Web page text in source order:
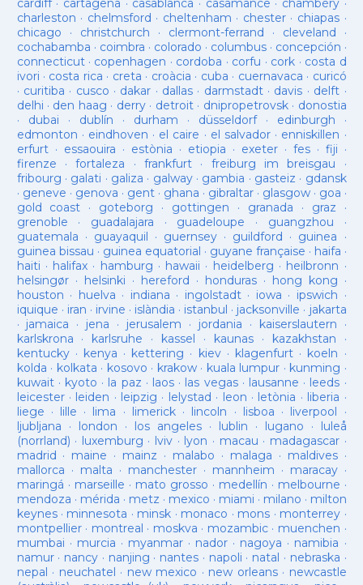
cardiff· cartagena · casablanca · casamance · chambéry·
charleston · chelmsford · cheltenham · chester· chiapas ·
chicago · christchurch · clermont-ferrand · cleveland ·
cochabamba · coimbra · colorado · columbus· concepción ·
connecticut· copenhagen · cordoba · corfu · cork · costa d
ivori · costa rica · creta · croàcia · cuba · cuernavaca · curicó
· curitiba · cusco · dakar · dallas · darmstadt· davis · delft ·
delhi · den haag · derry· detroit· dnipropetrovsk· donostia
· dubai · dublín · durham · düsseldorf· edinburgh ·
edmonton · eindhoven · el caire · el salvador · enniskillen ·
erfurt· essaouira · estònia · etiopia · exeter· fes· fiji ·
firenze ·fortaleza · frankfurt· freiburg im breisgau ·
fribourg · galati · galiza · galway· gambia · gasteiz · gdansk
· geneve · genova · gent· ghana · gibraltar· glasgow· goa ·
gold coast · goteborg · gottingen · granada · graz ·
grenoble · guadalajara · guadeloupe · guangzhou ·
guatemala · guayaquil · guernsey· guildford · guinea ·
guinea bissau · guinea equatorial · guyane française · haifa ·
haiti · halifax · hamburg · hawaii · heidelberg · heilbronn ·
helsingør· helsinki · hereford · honduras· hong kong ·
houston · huelva · indiana · ingolstadt· iowa · ipswich ·
iquique · iran · irvine · islàndia · istanbul · jacksonville · jakarta
· jamaica · jena · jerusalem · jordania · kaiserslautern ·
karlskrona · karlsruhe · kassel · kaunas· kazakhstan ·
kentucky· kenya · kettering · kiev· klagenfurt · koeln ·
kolda · kolkata · kosovo · krakow· kuala lumpur · kunming ·
kuwait· kyoto · la paz · laos· las vegas· lausanne · leeds ·
leicester· leiden · leipzig · lelystad · leon · letònia · liberia ·
liege · lille · lima · limerick· lincoln · lisboa · liverpool ·
ljubljana · london · los angeles· lublin · lugano · luleå
(norrland) · luxemburg · lviv · lyon · macau · madagascar·
madrid · maine · mainz · malabo · malaga · maldives·
mallorca · malta · manchester· mannheim · maracay·
maringá · marseille · mato grosso · medellín · melbourne ·
mendoza · mérida · metz · mexico · miami · milano · milton
keynes· minnesota · minsk · monaco · mons · monterrey ·
montpellier· montreal · moskva · mozambic· muenchen ·
mumbai · murcia · myanmar· nador · nagoya · namibia ·
namur· nancy · nanjing · nantes · napoli · natal · nebraska ·
nepal · neuchatel · new mexico · new orleans· newcastle